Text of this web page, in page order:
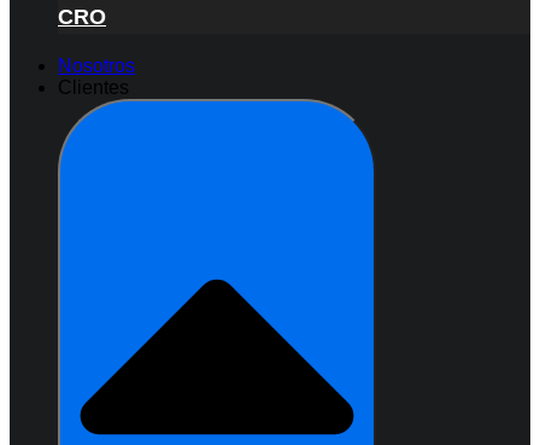
CRO
Nosotros
Clientes